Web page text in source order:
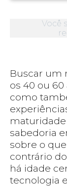
Você
Buscar um
os 40 ou 60
como
sabedoria
sobre o
contrário
há idade
tecnologia